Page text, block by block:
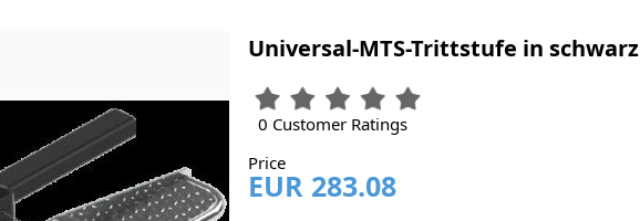
Universal-MTS-Trittstufe in schwarz
0 Customer Ratings
Price
EUR 283.08